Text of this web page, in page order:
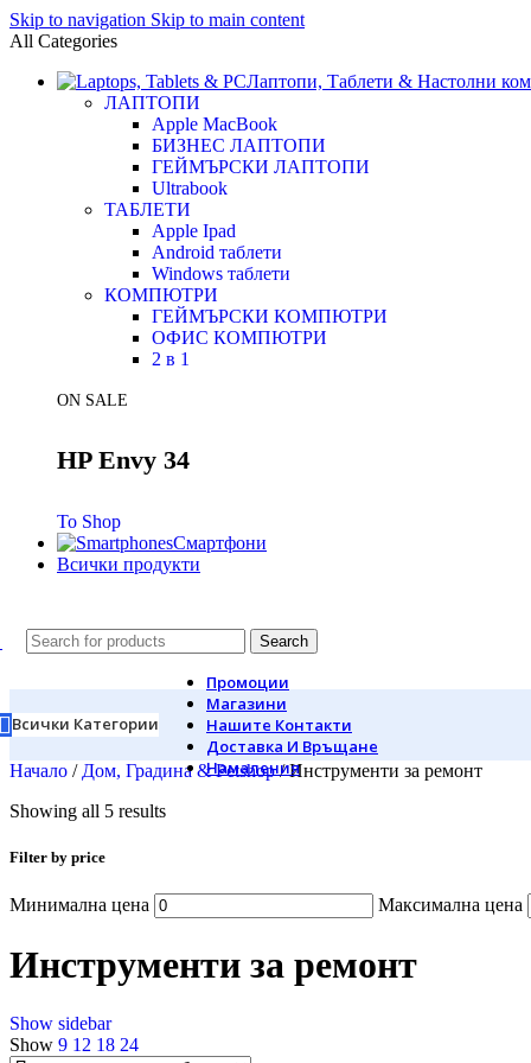
Skip to navigation Skip to main content
All Categories
Лаптопи, Таблети & Настолни
ЛАПТОПИ
Apple MacBook
БИЗНЕС ЛАПТОПИ
ГЕЙМЪРСКИ ЛАПТОПИ
Ultrabook
ТАБЛЕТИ
Apple Ipad
Android таблети
Windows таблети
КОМПЮТРИ
ГЕЙМЪРСКИ КОМПЮТРИ
ОФИС КОМПЮТРИ
2 в 1
ON SALE
HP Envy 34
To Shop
Смартфони
Всички продукти
Search
Всички Категории
Промоции
Магазини
Нашите Контакти
Доставка И Връщане
Намаления
Начало / Дом, Градина & Petshop/ Инструменти за ремонт
Showing all 5 results
Filter by price
Минимална цена Максимална цена
Инструменти за ремонт
Show sidebar
Show 9 12 18 24